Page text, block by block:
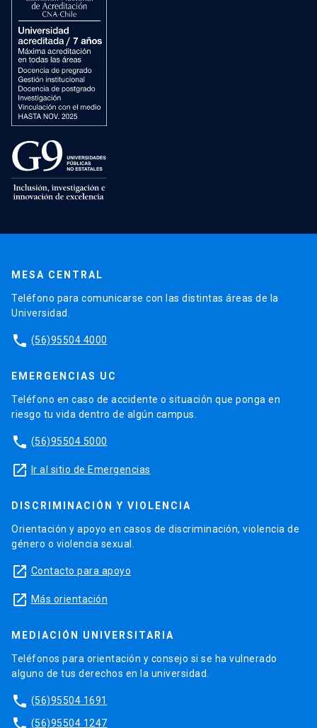
MESA CENTRAL
Teléfono para comunicarse con las distintas áreas de la
Universidad.
phone (56)95504 4000
EMERGENCIAS UC
Teléfono en caso de accidente o situación que ponga en
riesgo tu vida dentro de algún campus.
phone (56)95504 5000
launch Ir al sitio de Emergencias
DISCRIMINACIÓN Y VIOLENCIA
Orientación y apoyo en casos de discriminación, violencia de
género o violencia sexual.
launch Contacto para apoyo
launch Más orientación
MEDIACIÓN UNIVERSITARIA
Teléfonos para orientación y consejo si se ha vulnerado
alguno de tus derechos en la universidad.
phone (56)95504 1691
phone (56)95504 1247